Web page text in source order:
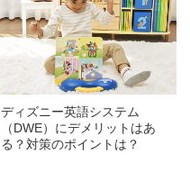
ディズニー英語システム
（DWE）にデメリットはあ
る？対策のポイントは？